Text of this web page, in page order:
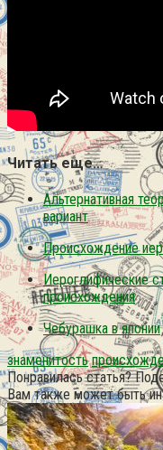
Читать еще…
Альтернативная
вариант
Происхождение
Иероглифические
происхождения
Чебурашка в японии
знаменитость
Понравилась статья?
Вам также может быть